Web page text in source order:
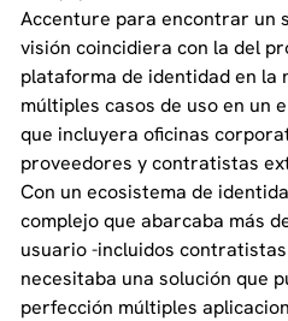
Accenture para encontrar un
visión coincidiera con la del
plataforma de identidad en la
múltiples casos de uso en un
que incluyera oficinas
proveedores y contratistas
Con un ecosistema de
complejo que abarcaba más
usuario -incluidos
necesitaba una solución que
perfección múltiples